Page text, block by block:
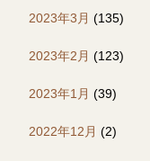
2023年3月 (135)
2023年2月 (123)
2023年1月 (39)
2022年12月 (2)